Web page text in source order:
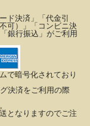
ド決済」「代金引
可）」
「コンビニ決
銀行振込」がご利用
で暗号化されており
決済をご利用の際
となりますのでご注